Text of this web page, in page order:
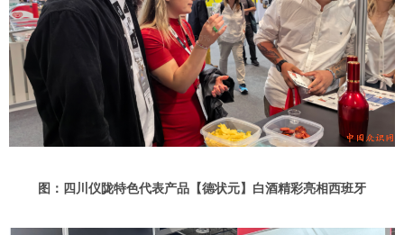
图：四川仪陇特色代表产品【德状元】白酒精彩亮相西班牙